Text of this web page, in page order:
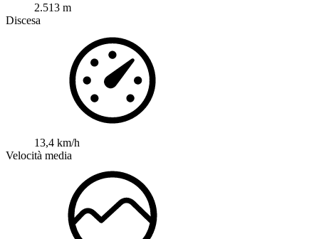
2.513 m
Discesa
13,4 km/h
Velocità media